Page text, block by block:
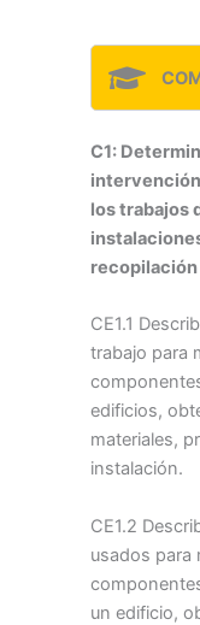
C1:
los trabajos
recopilación
CE1.1
trabajo para
edificios,
materiales,
instalación.
CE1.2
usados para
un edificio,